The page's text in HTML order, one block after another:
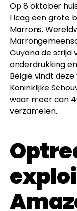
Op 8 oktober
Haag een grote
Marrons.
Guyana de strijd
onderdrukking
België vindt
Koninklijke
waar meer dan
verzamelen.